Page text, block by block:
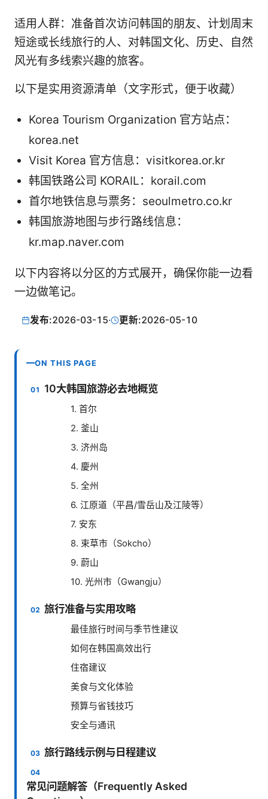
适用人群：准备首次访问韩国的朋友、计划周末
短途或长线旅行的人、对韩国文化、历史、自然
风光有多线索兴趣的旅客。
以下是实用资源清单（文字形式，便于收藏）
Korea Tourism Organization 官方站点：
korea.net
Visit Korea 官方信息：visitkorea.or.kr
韩国铁路公司 KORAIL：korail.com
首尔地铁信息与票务：seoulmetro.co.kr
韩国旅游地图与步行路线信息：
kr.map.naver.com
以下内容将以分区的方式展开，确保你能一边看
一边做笔记。
发布:2026-03-15· 更新:2026-05-10
ON THIS PAGE
10大韩国旅游必去地概览
1. 首尔
2. 釜山
3. 济州岛
4. 慶州
5. 全州
6. 江原道（平昌/雪岳山及江陵等）
7. 安东
8. 束草市（Sokcho）
9. 蔚山
10. 光州市（Gwangju）
旅行准备与实用攻略
最佳旅行时间与季节性建议
如何在韩国高效出行
住宿建议
美食与文化体验
预算与省钱技巧
安全与通讯
旅行路线示例与日程建议
常见问题解答（Frequently Asked